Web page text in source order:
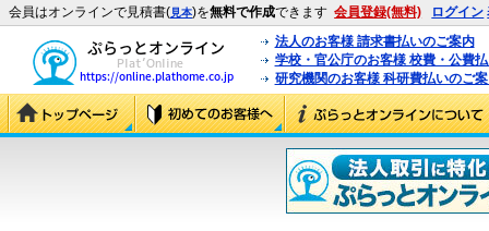
会員はオンラインで見積書(見本)を無料で作成できます 会員登録(無料) ログイン
法人のお客様 請求書払いのご案内
学校・官公庁のお客様 校費・公費
研究機関のお客様 科研費払いのご